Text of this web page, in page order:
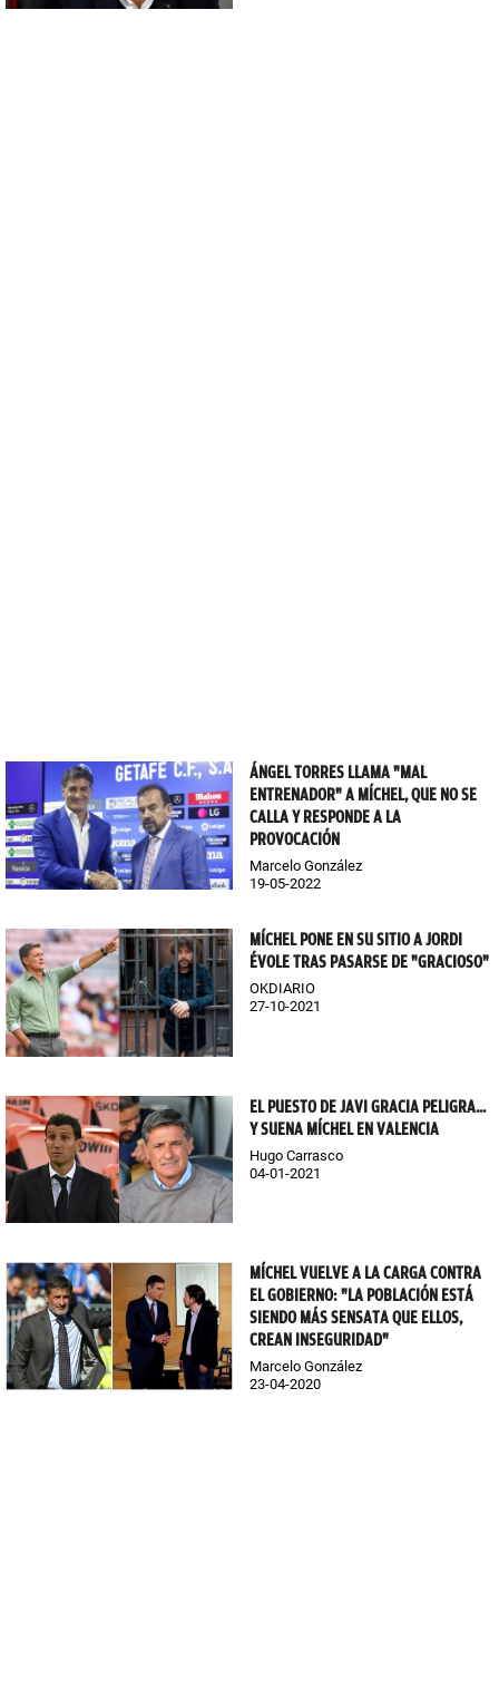
ÁNGEL TORRES LLAMA "MAL
ENTRENADOR" A MÍCHEL, QUE NO SE
CALLA Y RESPONDE A LA
PROVOCACIÓN
Marcelo González
19-05-2022
MÍCHEL PONE EN SU SITIO A JORDI
ÉVOLE TRAS PASARSE DE "GRACIOSO"
OKDIARIO
27-10-2021
EL PUESTO DE JAVI GRACIA PELIGRA...
Y SUENA MÍCHEL EN VALENCIA
Hugo Carrasco
04-01-2021
MÍCHEL VUELVE A LA CARGA CONTRA
EL GOBIERNO: "LA POBLACIÓN ESTÁ
SIENDO MÁS SENSATA QUE ELLOS,
CREAN INSEGURIDAD"
Marcelo González
23-04-2020